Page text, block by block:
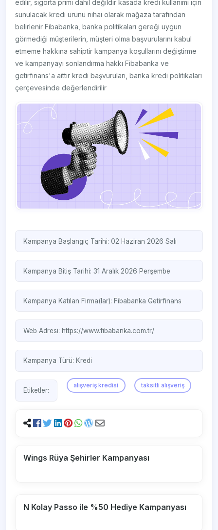
edilir, sigorta primi dahil değildir kasada kredi kullanımı için
sunulacak kredi ürünü nihai olarak mağaza tarafından
belirlenir Fibabanka, banka politikaları gereği uygun
görmediği müşterilerin, müşteri olma başvurularını kabul
etmeme hakkına sahiptir kampanya koşullarını değiştirme
ve kampanyayı sonlandırma hakkı Fibabanka ve
getirfinans'a aittir kredi başvuruları, banka kredi politikaları
çerçevesinde değerlendirilir
Kampanya Başlangıç Tarihi: 02 Haziran 2026 Salı
Kampanya Bitiş Tarihi: 31 Aralık 2026 Perşembe
Kampanya Katılan Firma(lar): FibabankaGetirfinans
Web Adresi: https://www.fibabanka.com.tr/
Kampanya Türü: Kredi
Etiketler:
alışveriş kredisi taksitli alışveriş
Wings Rüya Şehirler Kampanyası
N Kolay Passo ile %50 Hediye Kampanyası